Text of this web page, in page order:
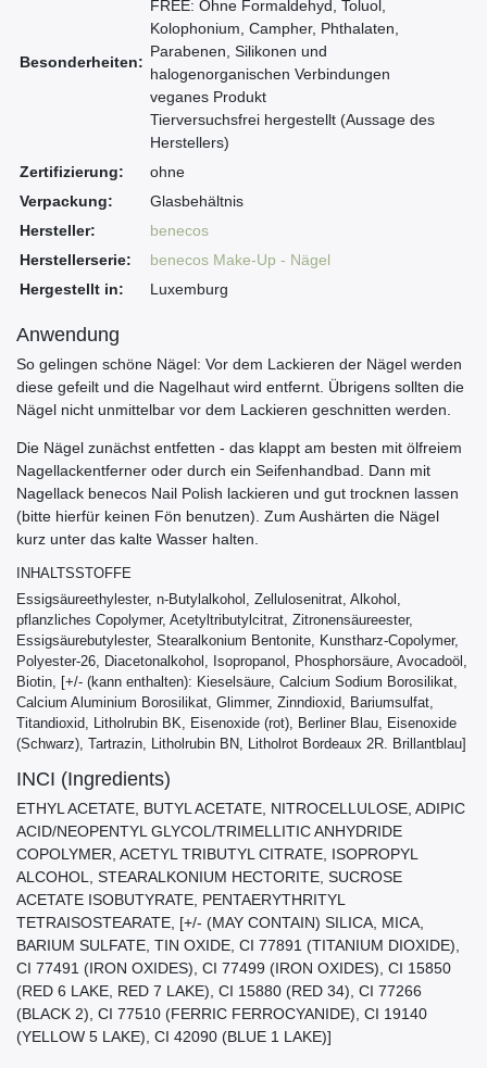
Besonderheiten:
FREE: Ohne Formaldehyd, Toluol,
Kolophonium, Campher, Phthalaten,
Parabenen, Silikonen und
halogenorganischen Verbindungen
veganes Produkt
Tierversuchsfrei hergestellt (Aussage des
Herstellers)
Zertifizierung:
ohne
Verpackung:
Glasbehältnis
Hersteller:
benecos
Herstellerserie:
benecos Make-Up - Nägel
Hergestellt in:
Luxemburg
Anwendung
So gelingen schöne Nägel: Vor dem Lackieren der Nägel werden
diese gefeilt und die Nagelhaut wird entfernt. Übrigens sollten die
Nägel nicht unmittelbar vor dem Lackieren geschnitten werden.
Die Nägel zunächst entfetten - das klappt am besten mit ölfreiem
Nagellackentferner oder durch ein Seifenhandbad. Dann mit
Nagellack benecos Nail Polish lackieren und gut trocknen lassen
(bitte hierfür keinen Fön benutzen). Zum Aushärten die Nägel
kurz unter das kalte Wasser halten.
INHALTSSTOFFE
Essigsäureethylester, n-Butylalkohol, Zellulosenitrat, Alkohol,
pflanzliches Copolymer, Acetyltributylcitrat, Zitronensäureester,
Essigsäurebutylester, Stearalkonium Bentonite, Kunstharz-Copolymer,
Polyester-26, Diacetonalkohol, Isopropanol, Phosphorsäure, Avocadoöl,
Biotin, [+/- (kann enthalten): Kieselsäure, Calcium Sodium Borosilikat,
Calcium Aluminium Borosilikat, Glimmer, Zinndioxid, Bariumsulfat,
Titandioxid, Litholrubin BK, Eisenoxide (rot), Berliner Blau, Eisenoxide
(Schwarz), Tartrazin, Litholrubin BN, Litholrot Bordeaux 2R. Brillantblau]
INCI (Ingredients)
ETHYL ACETATE, BUTYL ACETATE, NITROCELLULOSE, ADIPIC
ACID/NEOPENTYL GLYCOL/TRIMELLITIC ANHYDRIDE
COPOLYMER, ACETYL TRIBUTYL CITRATE, ISOPROPYL
ALCOHOL, STEARALKONIUM HECTORITE, SUCROSE
ACETATE ISOBUTYRATE, PENTAERYTHRITYL
TETRAISOSTEARATE, [+/- (MAY CONTAIN) SILICA, MICA,
BARIUM SULFATE, TIN OXIDE, CI 77891 (TITANIUM DIOXIDE),
CI 77491 (IRON OXIDES), CI 77499 (IRON OXIDES), CI 15850
(RED 6 LAKE, RED 7 LAKE), CI 15880 (RED 34), CI 77266
(BLACK 2), CI 77510 (FERRIC FERROCYANIDE), CI 19140
(YELLOW 5 LAKE), CI 42090 (BLUE 1 LAKE)]